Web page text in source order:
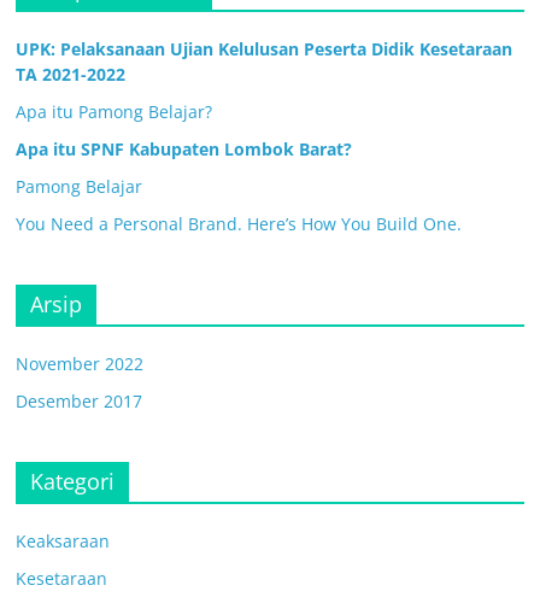
UPK: Pelaksanaan Ujian Kelulusan Peserta Didik Kesetaraan
TA 2021-2022
Apa itu Pamong Belajar?
Apa itu SPNF Kabupaten Lombok Barat?
Pamong Belajar
You Need a Personal Brand. Here’s How You Build One.
Arsip
November 2022
Desember 2017
Kategori
Keaksaraan
Kesetaraan